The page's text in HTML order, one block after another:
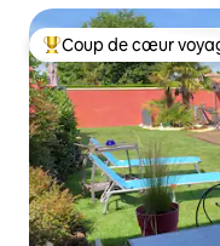
Coups de cœur
Coup de cœur